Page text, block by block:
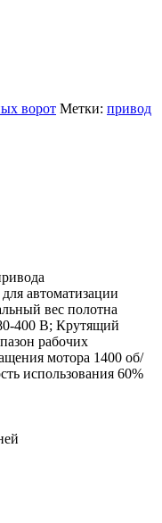
ворот Метки: привод
автомaтизации
вес полотна
400 В; Крутящий
рабочих
мотора 1400 об/
использования 60%